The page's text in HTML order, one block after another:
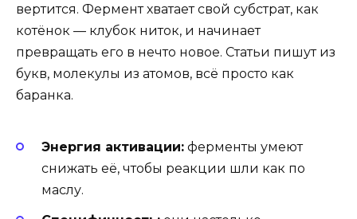
вертится. Фермент хватает свой субстрат, как
котёнок — клубок ниток, и начинает
превращать его в нечто новое. Статьи пишут из
букв, молекулы из атомов, всё просто как
баранка.
Энергия активации: ферменты умеют
снижать её, чтобы реакции шли как по
маслу.